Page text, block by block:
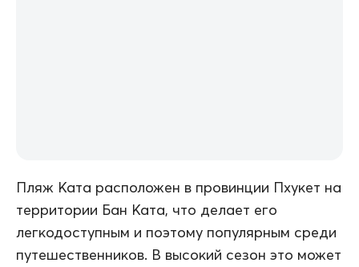
Пляж Ката расположен в провинции Пхукет на
территории Бан Ката, что делает его
легкодоступным и поэтому популярным среди
путешественников. В высокий сезон это может